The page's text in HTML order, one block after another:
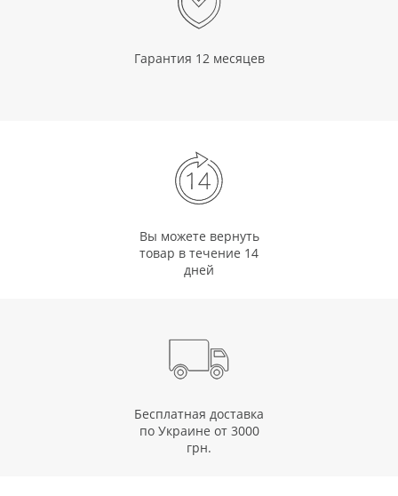
Гарантия 12 месяцев
Вы можете вернуть
товар в течение 14
дней
Бесплатная доставка
по Украине от 3000
грн.